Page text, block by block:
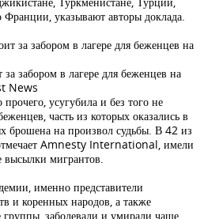
Франции, указывают авторы доклада.
забором в лагере для беженцев на
News
усугубила и без того не
часть из которых оказались в
брошена на произвол судьбы. В 42 из
Amnesty International, имели
высылки мигрантов.
именно представители
и коренных народов, а также
заболевали и умирали чаще.